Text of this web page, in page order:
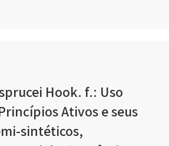
Hook. f.: Uso
Ativos e seus
sintéticos,